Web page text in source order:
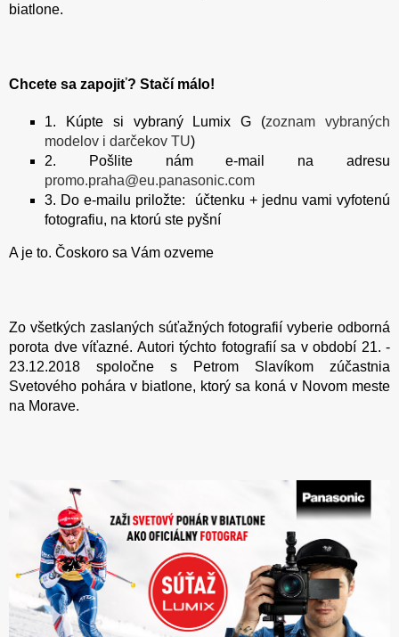
biatlone.
Chcete sa zapojiť? Stačí málo!
1. Kúpte si vybraný Lumix G (zoznam vybraných
modelov i darčekov TU)
2. Pošlite nám e-mail na adresu
promo.praha@eu.panasonic.com
3. Do e-mailu priložte: účtenku + jednu vami vyfotenú
fotografiu, na ktorú ste pyšní
A je to. Čoskoro sa Vám ozveme
Zo všetkých zaslaných súťažných fotografií vyberie odborná
porota dve víťazné. Autori týchto fotografií sa v období 21. -
23.12.2018 spoločne s Petrom Slavíkom zúčastnia
Svetového pohára v biatlone, ktorý sa koná v Novom meste
na Morave.